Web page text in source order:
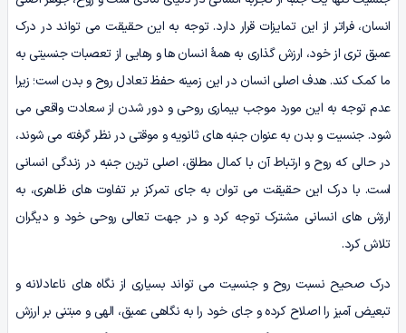
انسان، فراتر از این تمایزات قرار دارد. توجه به این حقیقت می تواند در درک
عمیق تری از خود، ارزش گذاری به همۀ انسان ها و رهایی از تعصبات جنسیتی به
ما کمک کند. هدف اصلی انسان در این زمینه حفظ تعادل روح و بدن است؛ زیرا
عدم توجه به این مورد موجب بیماری روحی و دور شدن از سعادت واقعی می
شود. جنسیت و بدن به عنوان جنبه های ثانویه و موقتی در نظر گرفته می شوند،
در حالی که روح و ارتباط آن با کمال مطلق، اصلی ترین جنبه در زندگی انسانی
است. با درک این حقیقت می توان به جای تمرکز بر تفاوت های ظاهری، به
ارزش های انسانی مشترک توجه کرد و در جهت تعالی روحی خود و دیگران
تلاش کرد.
درک صحیح نسبت روح و جنسیت می تواند بسیاری از نگاه های ناعادلانه و
تبعیض آمیز را اصلاح کرده و جای خود را به نگاهی عمیق، الهی و مبتنی بر ارزش